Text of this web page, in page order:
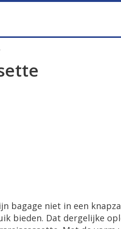
bagage niet in een
bieden. Dat dergelijke